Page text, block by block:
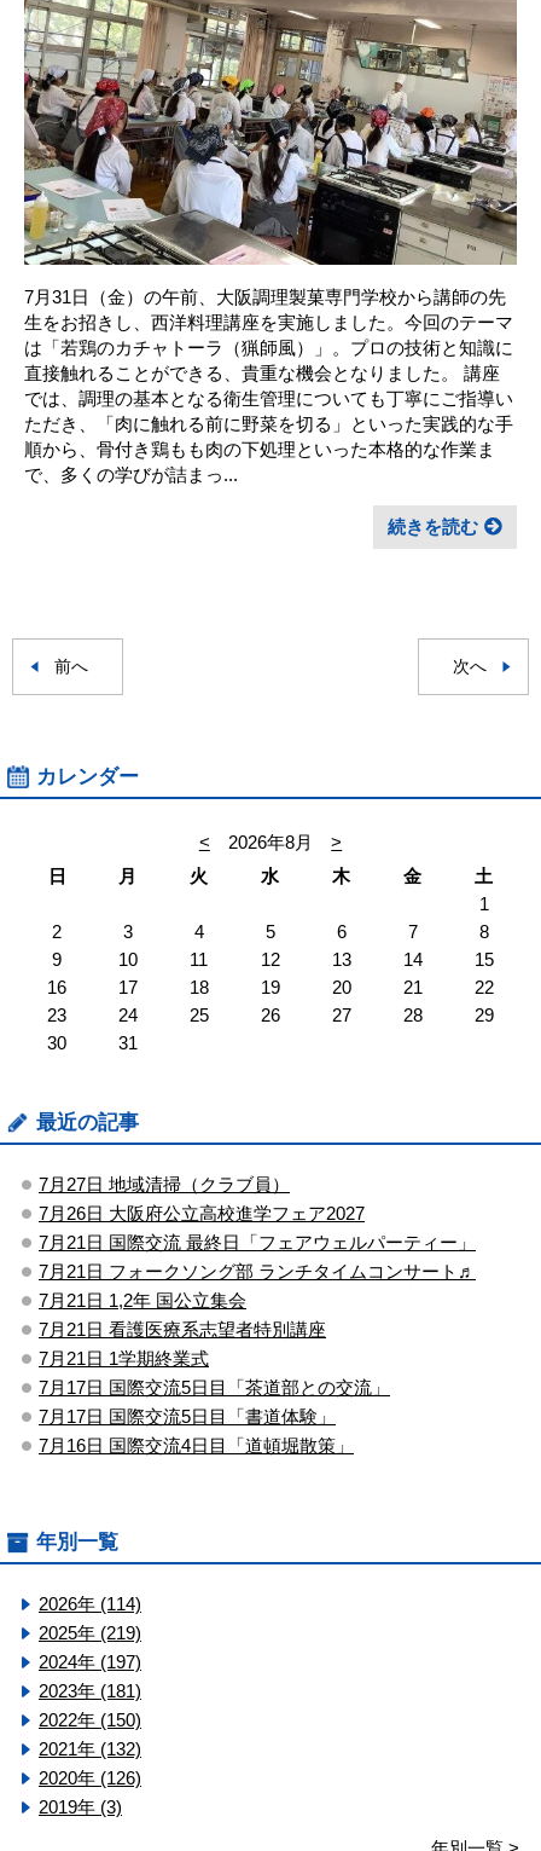
7月31日（金）の午前、大阪調理製菓専門学校から講師の先
生をお招きし、西洋料理講座を実施しました。今回のテーマ
は「若鶏のカチャトーラ（猟師風）」。プロの技術と知識に
直接触れることができる、貴重な機会となりました。 講座
では、調理の基本となる衛生管理についても丁寧にご指導い
ただき、「肉に触れる前に野菜を切る」といった実践的な手
順から、骨付き鶏もも肉の下処理といった本格的な作業ま
で、多くの学びが詰まっ...
続きを読む
前へ 次へ
カレンダー
< 2026年8月
>
日
月 火 水 木 金
土
1
2
3 4 5 6 7
8
9
10 11 12 13 14
15
16
17 18 19 20 21
22
23
24 25 26 27 28
29
30
31
最近の記事
7月27日 地域清掃（クラブ員）
7月26日 大阪府公立高校進学フェア2027
7月21日 国際交流 最終日「フェアウェルパーティー」
7月21日 フォークソング部 ランチタイムコンサート♬
7月21日 1,2年 国公立集会
7月21日 看護医療系志望者特別講座
7月21日 1学期終業式
7月17日 国際交流5日目「茶道部との交流」
7月17日 国際交流5日目「書道体験」
7月16日 国際交流4日目「道頓堀散策」
年別一覧
2026年 (114)
2025年 (219)
2024年 (197)
2023年 (181)
2022年 (150)
2021年 (132)
2020年 (126)
2019年 (3)